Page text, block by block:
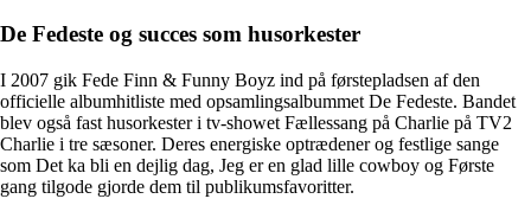
De Fedeste og succes som husorkester
I 2007 gik Fede Finn & Funny Boyz ind på førstepladsen af den
officielle albumhitliste med opsamlingsalbummet De Fedeste. Bandet
blev også fast husorkester i tv-showet Fællessang på Charlie på TV2
Charlie i tre sæsoner. Deres energiske optrædener og festlige sange
som Det ka bli en dejlig dag, Jeg er en glad lille cowboy og Første
gang tilgode gjorde dem til publikumsfavoritter.